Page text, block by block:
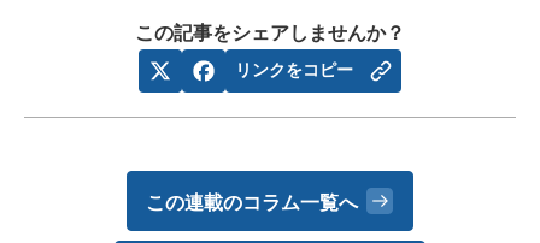
この記事をシェアしませんか？
リンクをコピー
この連載のコラム一覧へ